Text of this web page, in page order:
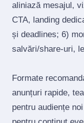
aliniază mesajul,
CTA, landing
și deadlines; 6)
salvări/share‑uri,
Formate
anunțuri rapide,
pentru audiențe